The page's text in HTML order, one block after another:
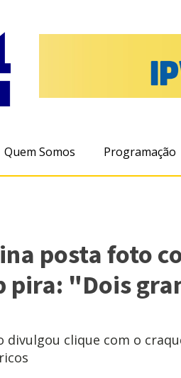
Quem Somos Programação
posta foto
pira: "Dois
divulgou clique com o